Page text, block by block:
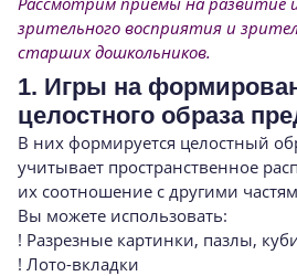
зрительного восприятия и
старших дошкольников.
1. Игры на
целостного образа
В них формируется целостный
учитывает пространственное
их соотношение с другими
Вы можете использовать:
! Разрезные картинки, пазлы,
! Лото-вкладки